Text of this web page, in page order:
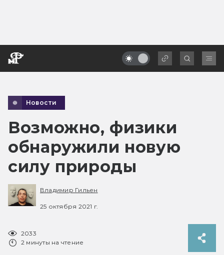
Новости
Возможно, физики
обнаружили новую
силу природы
Владимир Гильен
25 октября 2021 г.
2033
2 минуты на чтение